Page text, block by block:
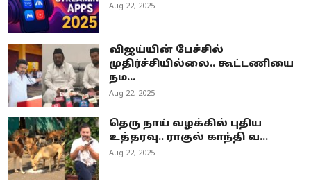
Aug 22, 2025
விஜய்யின் பேச்சில்
முதிர்ச்சியில்லை.. கூட்டணியை
நம...
Aug 22, 2025
தெரு நாய் வழக்கில் புதிய
உத்தரவு.. ராகுல் காந்தி வ...
Aug 22, 2025